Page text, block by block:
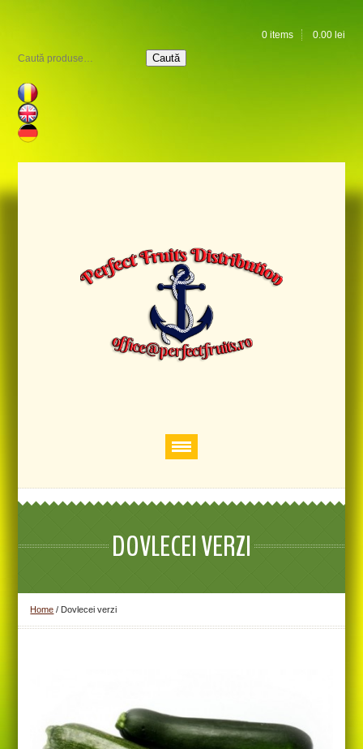
0 items 0.00 lei
Caută
DOVLECEI VERZI
Home / Dovlecei verzi